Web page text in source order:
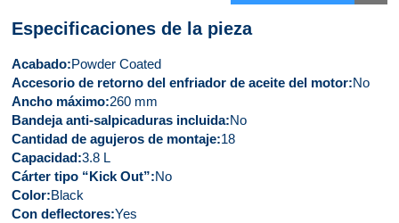
Especificaciones de la pieza
Acabado Powder Coated
Accesorio de retorno del enfriador de aceite del motor No
Ancho máximo 260 mm
Bandeja anti-salpicaduras incluida No
Cantidad de agujeros de montaje 18
Capacidad 3.8 L
Cárter tipo “Kick Out” No
Color Black
Con deflectores Yes